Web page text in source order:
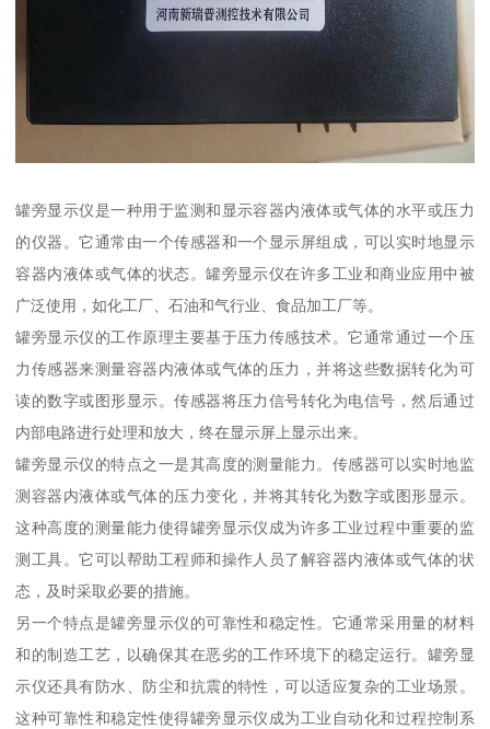
罐旁显示仪是一种用于监测和显示容器内液体或气体的水平或压力
的仪器。它通常由一个传感器和一个显示屏组成，可以实时地显示
容器内液体或气体的状态。罐旁显示仪在许多工业和商业应用中被
广泛使用，如化工厂、石油和气行业、食品加工厂等。
罐旁显示仪的工作原理主要基于压力传感技术。它通常通过一个压
力传感器来测量容器内液体或气体的压力，并将这些数据转化为可
读的数字或图形显示。传感器将压力信号转化为电信号，然后通过
内部电路进行处理和放大，终在显示屏上显示出来。
罐旁显示仪的特点之一是其高度的测量能力。传感器可以实时地监
测容器内液体或气体的压力变化，并将其转化为数字或图形显示。
这种高度的测量能力使得罐旁显示仪成为许多工业过程中重要的监
测工具。它可以帮助工程师和操作人员了解容器内液体或气体的状
态，及时采取必要的措施。
另一个特点是罐旁显示仪的可靠性和稳定性。它通常采用量的材料
和的制造工艺，以确保其在恶劣的工作环境下的稳定运行。罐旁显
示仪还具有防水、防尘和抗震的特性，可以适应复杂的工业场景。
这种可靠性和稳定性使得罐旁显示仪成为工业自动化和过程控制系